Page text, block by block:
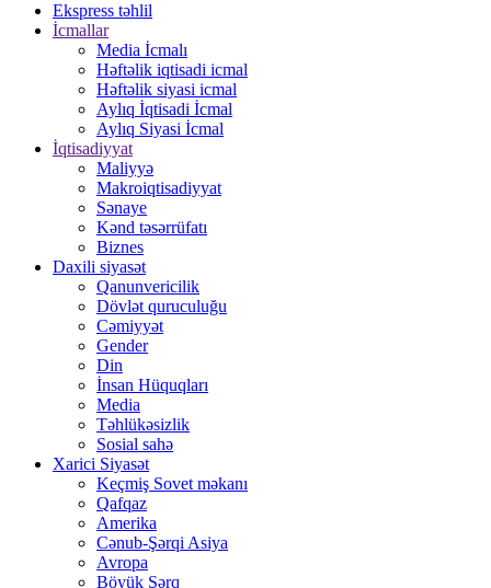
Ekspress təhlil
İcmallar
Media İcmalı
Həftəlik iqtisadi icmal
Həftəlik siyasi icmal
Aylıq İqtisadi İcmal
Aylıq Siyasi İcmal
İqtisadiyyat
Maliyyə
Makroiqtisadiyyat
Sənaye
Kənd təsərrüfatı
Biznes
Daxili siyasət
Qanunvericilik
Dövlət quruculuğu
Cəmiyyət
Gender
Din
İnsan Hüquqları
Media
Təhlükəsizlik
Sosial sahə
Xarici Siyasət
Keçmiş Sovet məkanı
Qafqaz
Amerika
Cənub-Şərqi Asiya
Avropa
Böyük Şərq